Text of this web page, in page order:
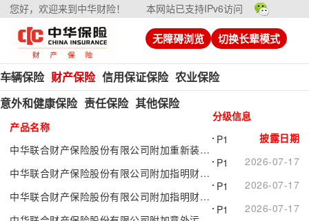
您好，欢迎来到中华财险！ 本网站已支持IPv6访问
无障碍浏览 切换长辈模式
车辆保险 财产保险 信用保证保险 农业保险
意外和健康保险 责任保险 其他保险
产品名称
分级信息
披露日期
中华联合财产保险股份有限公司附加重新装嵌机器保险
P1
2026-07-17
中华联合财产保险股份有限公司附加指明财产保险（B款）
P1
2026-07-17
中华联合财产保险股份有限公司附加指明财产保险
P1
2026-07-17
P1